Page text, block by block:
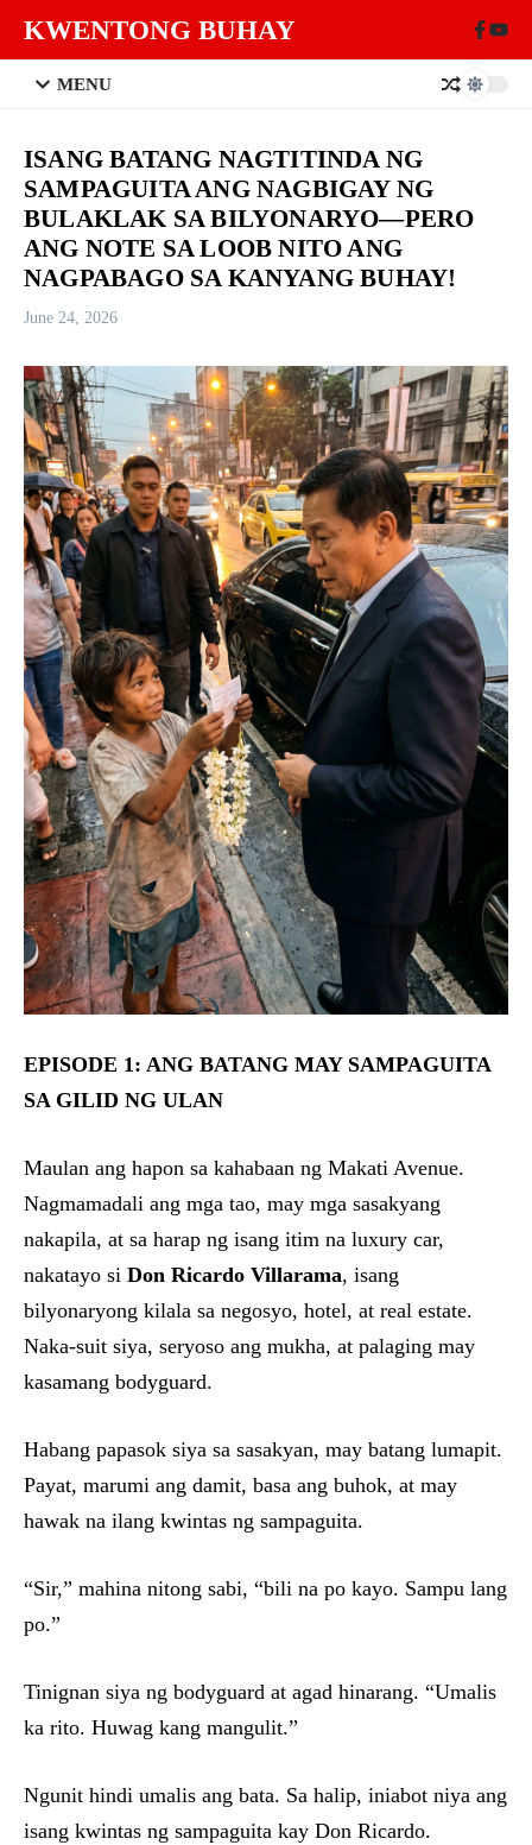
KWENTONG BUHAY
MENU
ISANG BATANG NAGTITINDA NG
SAMPAGUITA ANG NAGBIGAY NG
BULAKLAK SA BILYONARYO—PERO
ANG NOTE SA LOOB NITO ANG
NAGPABAGO SA KANYANG BUHAY!
June 24, 2026
EPISODE 1: ANG BATANG MAY SAMPAGUITA
SA GILID NG ULAN
Maulan ang hapon sa kahabaan ng Makati Avenue.
Nagmamadali ang mga tao, may mga sasakyang
nakapila, at sa harap ng isang itim na luxury car,
nakatayo si Don Ricardo Villarama, isang
bilyonaryong kilala sa negosyo, hotel, at real estate.
Naka-suit siya, seryoso ang mukha, at palaging may
kasamang bodyguard.
Habang papasok siya sa sasakyan, may batang lumapit.
Payat, marumi ang damit, basa ang buhok, at may
hawak na ilang kwintas ng sampaguita.
“Sir,” mahina nitong sabi, “bili na po kayo. Sampu lang
po.”
Tinignan siya ng bodyguard at agad hinarang. “Umalis
ka rito. Huwag kang mangulit.”
Ngunit hindi umalis ang bata. Sa halip, iniabot niya ang
isang kwintas ng sampaguita kay Don Ricardo.